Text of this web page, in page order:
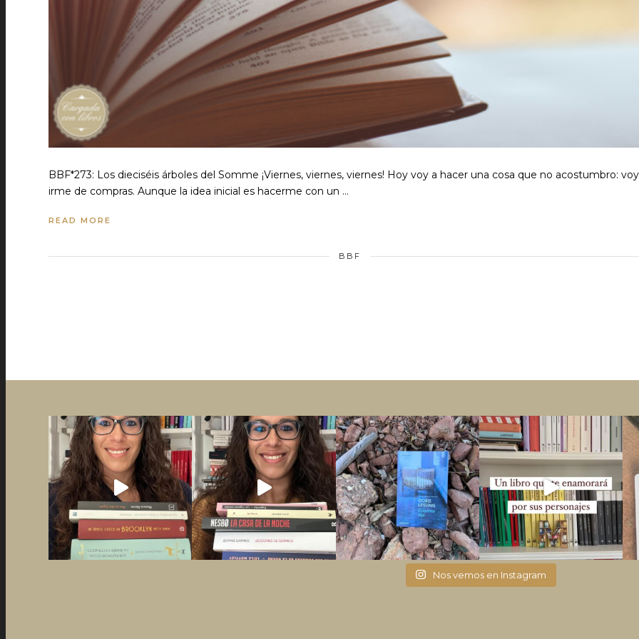
BBF*273: Los dieciséis árboles del Somme ¡Viernes, viernes, viernes! Hoy voy a hacer una cosa que no acostumbro:
irme de compras. Aunque la idea inicial es hacerme con un …
READ MORE
BBF
Nos vemos en Instagram